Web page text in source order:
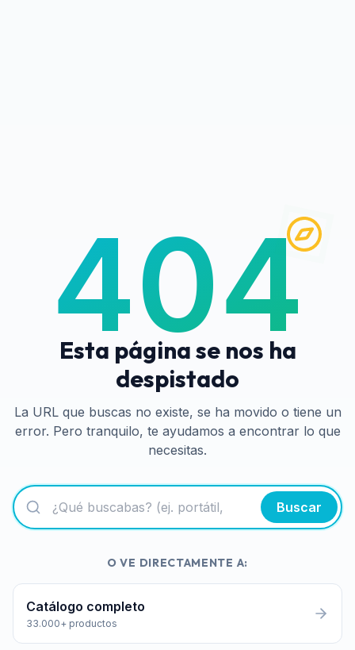
404
Esta página se nos ha
despistado
La URL que buscas no existe, se ha movido o tiene un
error. Pero tranquilo, te ayudamos a encontrar lo que
necesitas.
Buscar
O VE DIRECTAMENTE A:
Catálogo completo
33.000+ productos